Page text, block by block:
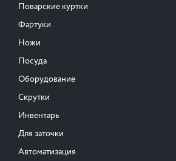
Поварские куртки
Фартуки
Ножи
Посуда
Оборудование
Скрутки
Инвентарь
Для заточки
Автоматизация